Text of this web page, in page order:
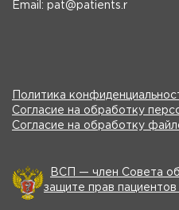
Email: pat@patients.r
Политика
Согласие на обработку
Согласие на обработку
ВСП — член Совета
защите прав